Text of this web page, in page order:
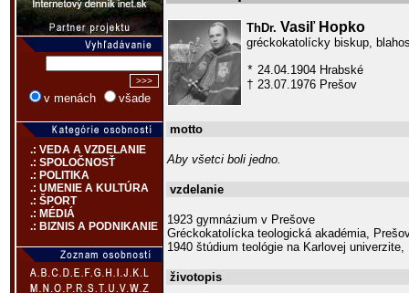
v menách všade
.: VEDA A VZDELANIE
.: SPOLOČNOSŤ
.: POLITIKA
.: UMENIE A KULTÚRA
.: ŠPORT
.: MÉDIÁ
.: BIZNIS A PODNIKANIE
ThDr. Vasiľ Hopko
gréckokatolícky biskup,
* 24.04.1904 Hrabské
† 23.07.1976 Prešov
motto
Aby všetci boli jedno.
vzdelanie
1923 gymnázium v Prešove
Gréckokatolícka teologická akadémia,
1940 štúdium teológie na Karlovej univerzite,
životopis